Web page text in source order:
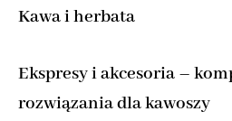
Kawa i herbata
Specjalizujemy się w
i mielonej online,
Ekspresy i akcesoria –
rozwiązania dla kawoszy